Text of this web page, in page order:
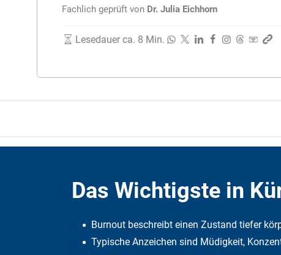
Fachlich geprüft von Dr. Julia Eichhorn
Lesedauer ca. 8 Min.
Das Wichtigste in
Burnout beschreibt einen Zustand tiefer
Typische Anzeichen sind Müdigkeit,